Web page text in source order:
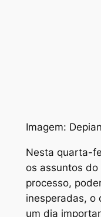
Imagem:
Nesta quarta-
os assuntos
processo,
inesperadas, o
um dia